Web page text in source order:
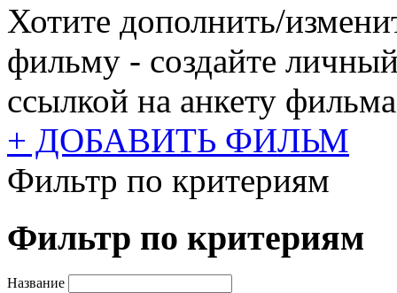
Хотите дополнить/
фильму - создайте
ссылкой на анкету
+ ДОБАВИТЬ ФИЛЬМ
Фильтр по критериям
Фильтр по критериям
Название